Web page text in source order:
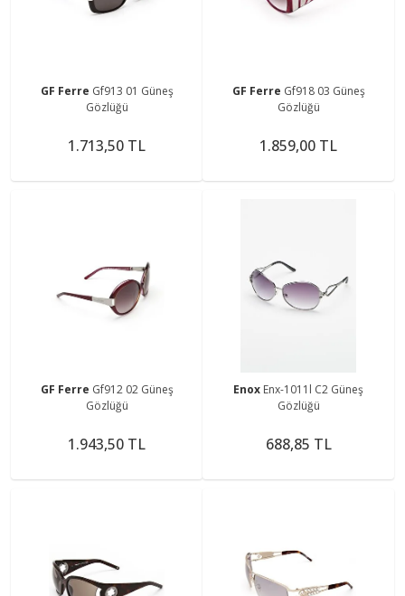
GF Ferre Gf913 01 Güneş
Gözlüğü
1.713,50 TL
GF Ferre Gf918 03 Güneş
Gözlüğü
1.859,00 TL
GF Ferre Gf912 02 Güneş
Gözlüğü
1.943,50 TL
Enox Enx-1011l C2 Güneş
Gözlüğü
688,85 TL